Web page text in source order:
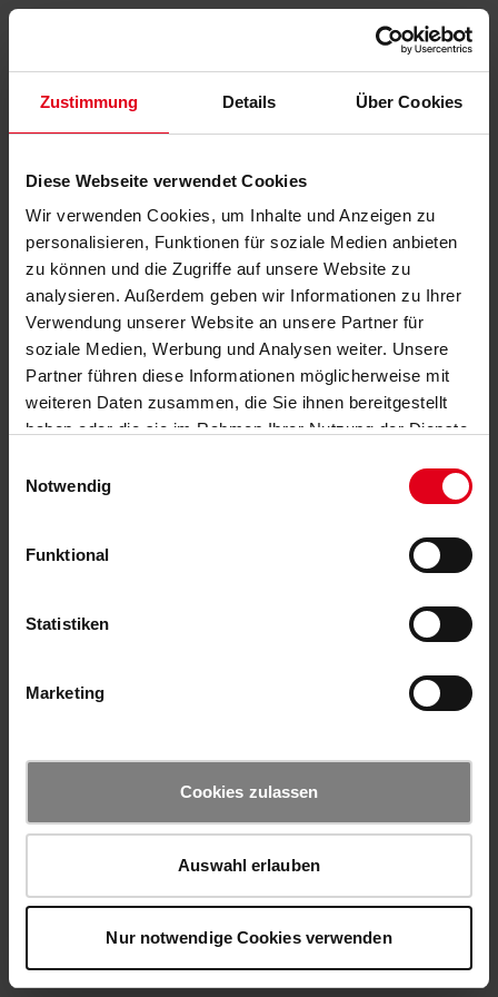
Zustimmung Details Über Cookies
Diese Webseite verwendet Cookies
Wir verwenden Cookies, um Inhalte und Anzeigen zu
personalisieren, Funktionen für soziale Medien anbieten
zu können und die Zugriffe auf unsere Website zu
analysieren. Außerdem geben wir Informationen zu Ihrer
Verwendung unserer Website an unsere Partner für
soziale Medien, Werbung und Analysen weiter. Unsere
Partner führen diese Informationen möglicherweise mit
weiteren Daten zusammen, die Sie ihnen bereitgestellt
haben oder die sie im Rahmen Ihrer Nutzung der Dienste
Notwendig
Funktional
Statistiken
Marketing
Cookies zulassen
Auswahl erlauben
Nur notwendige Cookies verwenden